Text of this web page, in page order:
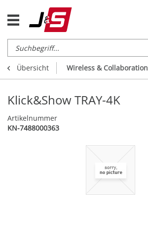
Übersicht Wireless & Collaboration
Klick&Show TRAY-4K
Artikelnummer
KN-7488000363